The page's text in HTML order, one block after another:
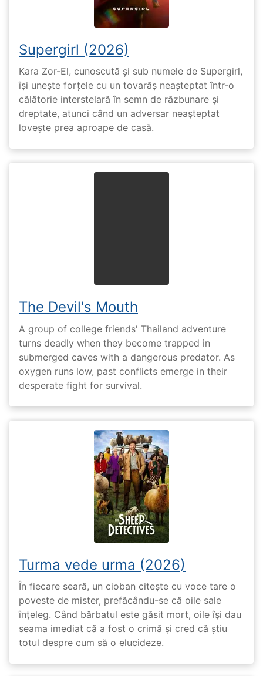
Supergirl (2026)
Kara Zor-El, cunoscută și sub numele de Supergirl,
își unește forțele cu un tovarăș neașteptat într-o
călătorie interstelară în semn de răzbunare și
dreptate, atunci când un adversar neașteptat
lovește prea aproape de casă.
The Devil's Mouth
A group of college friends' Thailand adventure
turns deadly when they become trapped in
submerged caves with a dangerous predator. As
oxygen runs low, past conflicts emerge in their
desperate fight for survival.
Turma vede urma (2026)
În fiecare seară, un cioban citește cu voce tare o
poveste de mister, prefăcându-se că oile sale
înțeleg. Când bărbatul este găsit mort, oile își dau
seama imediat că a fost o crimă și cred că știu
totul despre cum să o elucideze.